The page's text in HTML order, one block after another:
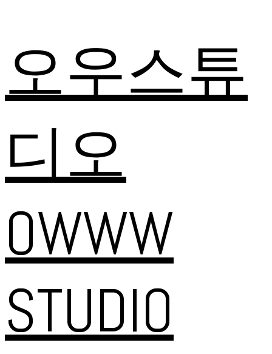
오우스튜
디오
OWWW
STUDIO